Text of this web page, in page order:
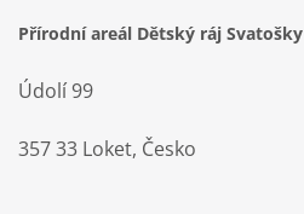
Přírodní areál Dětský ráj Svatošky
Údolí 99
357 33 Loket, Česko